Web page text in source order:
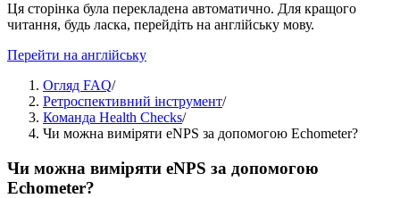
Ця сторінка була перекладена автоматично. Для кращого
читання, будь ласка, перейдіть на англійську мову.
Перейти на англійську
Огляд FAQ/
Ретроспективний інструмент/
Команда Health Checks/
Чи можна виміряти eNPS за допомогою Echometer?
Чи можна виміряти eNPS за допомогою
Echometer?